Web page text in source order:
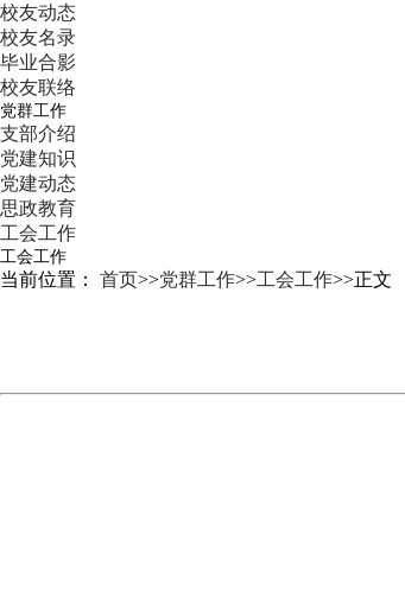
校友动态
校友名录
毕业合影
校友联络
党群工作
支部介绍
党建知识
党建动态
思政教育
工会工作
工会工作
当前位置： 首页>>党群工作>>工会工作>>正文